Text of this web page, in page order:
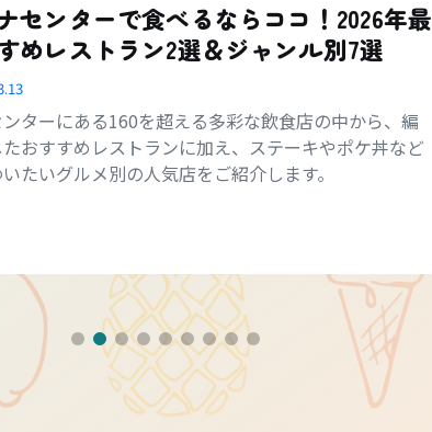
センターで食べるならココ！2026年最
めレストラン2選＆ジャンル別7選
ターにある160を超える多彩な飲食店の中から、編
おすすめレストランに加え、ステーキやポケ丼など
たいグルメ別の人気店をご紹介します。